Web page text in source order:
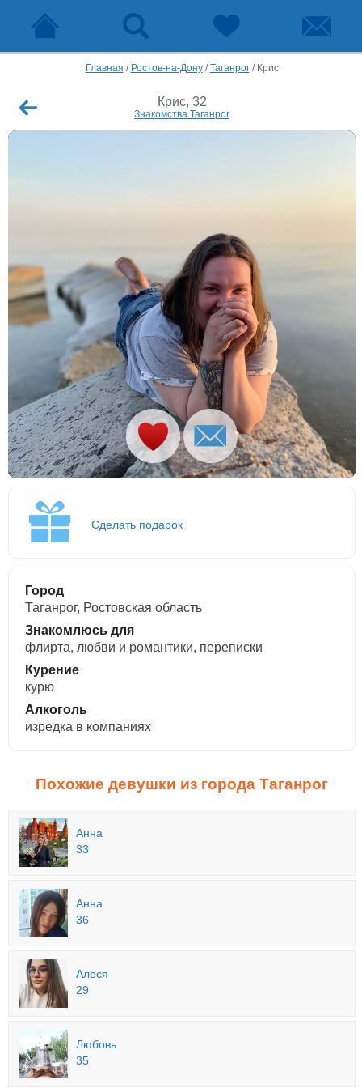
Главная / Ростов-на-Дону/Таганрог/ Крис
Крис, 32
Знакомства Таганрог
Сделать подарок
Город
Таганрог, Ростовская область
Знакомлюсь для
флирта, любви и романтики, переписки
Курение
курю
Алкоголь
изредка в компаниях
Похожие девушки из города Таганрог
Анна
33
Анна
36
Алеся
29
Любовь
35